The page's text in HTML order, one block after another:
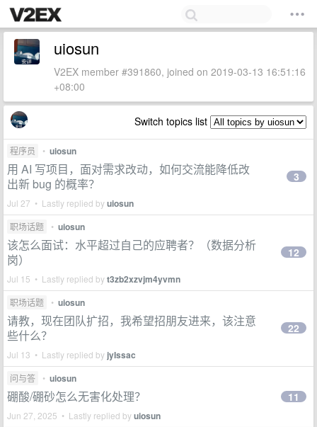
uiosun
V2EX member #391860, joined on 2019-03-13 16:51:16
+08:00
Switch topics list
程序员 • uiosun
用 AI 写项目，面对需求改动，如何交流能降低改
出新 bug 的概率？
Jul 27 • Lastly replied byuiosun
3
职场话题 • uiosun
该怎么面试：水平超过自己的应聘者？（数据分析
岗）
Jul 15 • Lastly replied byt3zb2xzvjm4yvmn
12
职场话题 • uiosun
请教，现在团队扩招，我希望招朋友进来，该注意
些什么？
Jul 13 • Lastly replied by jyIssac
22
问与答 • uiosun
硼酸/硼砂怎么无害化处理？
Jun 27, 2025 • Lastly replied byuiosun
11